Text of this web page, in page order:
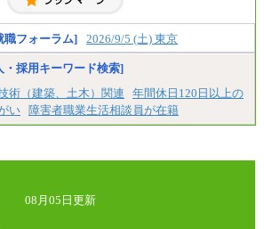
/1,390円～、静岡/1,240円～、滋賀/1,220円
円～
員・契約社員登用制度あり
与をベースにスキル・経験に応じて、決定
間中も給与に変更はございません
職フォーラム] 2026/9/5 (土) 東京
・採用キーワード検索]
術（建築、土木）関連
年間休日120日以上の
い 障害者職業生活相談員が在籍
08月05日更新